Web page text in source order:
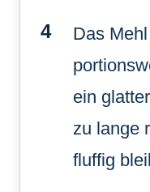
Das
ein
zu lange
fluffig